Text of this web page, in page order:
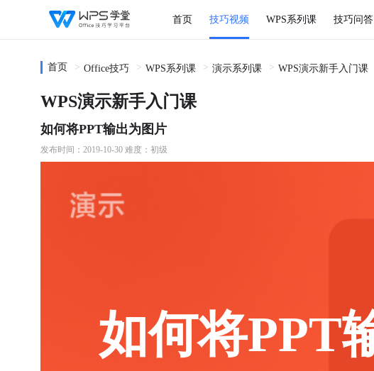
首页 技巧视频 WPS系列课 技巧问答
首页 Office技巧 WPS系列课 演示系列课 WPS演示新手入门课
WPS演示新手入门课
如何将PPT输出为图片
发布时间：2019-10-30 难度：初级
如何将PPT